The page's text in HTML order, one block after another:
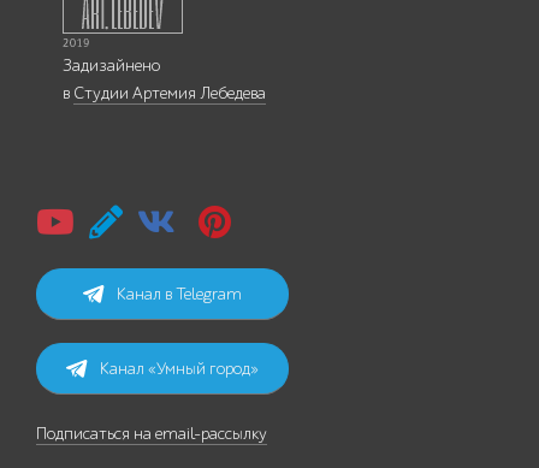
Задизайнено
в Студии Артемия Лебедева
Канал в Telegram
Канал «Умный город»
Подписаться на email-рассылку